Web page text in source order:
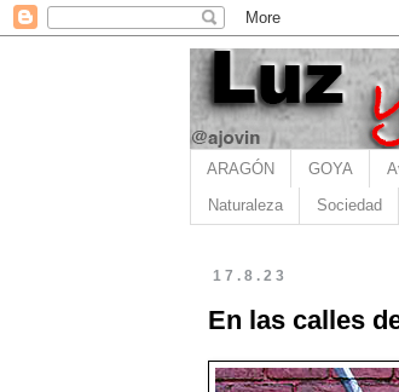
ARAGÓN GOYA
Naturaleza Sociedad
17.8.23
En las calles